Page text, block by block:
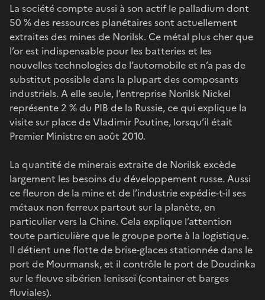
La société compte aussi à son actif le palladium dont
50 % des ressources planétaires sont actuellement
extraites des mines de Norilsk. Ce métal plus cher que
l’or est indispensable pour les batteries et les
nouvelles technologies de l’automobile et n’a pas de
substitut possible dans la plupart des composants
industriels. A elle seule, l’entreprise Norilsk Nickel
représente 2 % du PIB de la Russie, ce qui explique la
visite sur place de Vladimir Poutine, lorsqu’il était
Premier Ministre en août 2010.
La quantité de minerais extraite de Norilsk excède
largement les besoins du développement russe. Aussi
ce fleuron de la mine et de l’industrie expédie-t-il ses
métaux non ferreux partout sur la planète, en
particulier vers la Chine. Cela explique l’attention
toute particulière que le groupe porte à la logistique.
Il détient une flotte de brise-glaces stationnée dans le
port de Mourmansk, et il contrôle le port de Doudinka
sur le fleuve sibérien Ienisseï (container et barges
fluviales).